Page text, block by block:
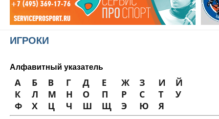
ИГРОКИ
Алфавитный указатель
А Б В Г Д Е Ж З И
Й
К
Л М Н О П Р С Т
У
Ф
Х Ц Ч Ш Щ Э Ю Я